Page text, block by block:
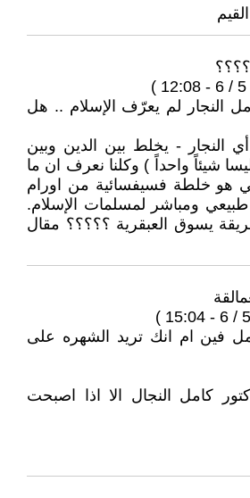
النجار لم يعرّف الإسلام .. هل
النجار - يخلط بين الدين وبين
شيئاً واحداً ) وكلنا نعرف ان ما
هو خلطة فسيفسائية من اورام
ومباشر لمسلمات الإسلام.
يسوق العبقرية ؟؟؟؟؟ مقال
فين ام انك تريد الشهره على
كامل النجال الا اذا اصبحت